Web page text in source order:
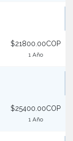
$21800.00COP
1 Año
$25400.00COP
1 Año